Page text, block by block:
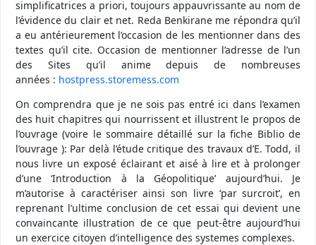
simplificatrices a priori, toujours appauvrissante au nom de
l’évidence du clair et net. Reda Benkirane me répondra qu’il
a eu antérieurement l’occasion de les mentionner dans des
textes qu’il cite. Occasion de mentionner l’adresse de l’un
des Sites qu’il anime depuis de nombreuses
années : hostpress.storemess.com
On comprendra que je ne sois pas entré ici dans l’examen
des huit chapitres qui nourrissent et illustrent le propos de
l’ouvrage (voire le sommaire détaillé sur la fiche Biblio de
l’ouvrage ): Par delà l’étude critique des travaux d’E. Todd, il
nous livre un exposé éclairant et aisé à lire et à prolonger
d’une ‘Introduction à la Géopolitique’ aujourd’hui. Je
m’autorise à caractériser ainsi son livre ‘par surcroit’, en
reprenant l’ultime conclusion de cet essai qui devient une
convaincante illustration de ce que peut-être aujourd’hui
un exercice citoyen d’intelligence des systemes complexes.